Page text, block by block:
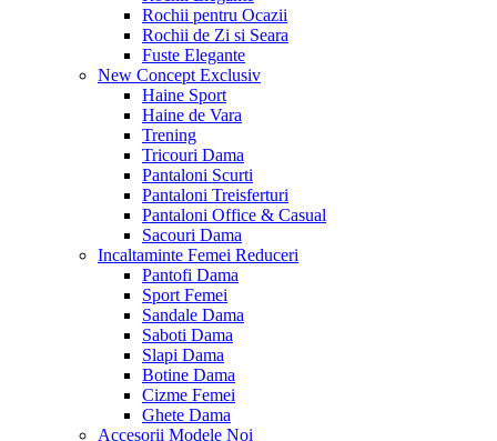
Rochii pentru Ocazii
Rochii de Zi si Seara
Fuste Elegante
New Concept Exclusiv
Haine Sport
Haine de Vara
Trening
Tricouri Dama
Pantaloni Scurti
Pantaloni Treisferturi
Pantaloni Office & Casual
Sacouri Dama
Incaltaminte Femei Reduceri
Pantofi Dama
Sport Femei
Sandale Dama
Saboti Dama
Slapi Dama
Botine Dama
Cizme Femei
Ghete Dama
Accesorii Modele Noi